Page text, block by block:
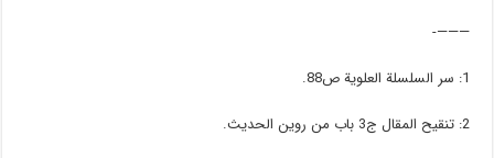
———-
1: سر السلسلة العلوية ص88.
2: تنقيح المقال ج3 باب من روين الحديث.